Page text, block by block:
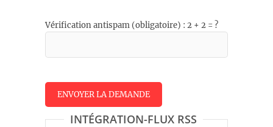
Vérification antispam (obligatoire) : 2 + 2 = ?
INTÉGRATION-FLUX RSS